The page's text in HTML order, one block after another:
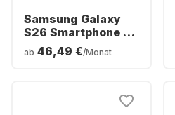
Samsung Galaxy
S26 Smartphone -
256GB - Dual SIM
ab 46,49 €/Monat